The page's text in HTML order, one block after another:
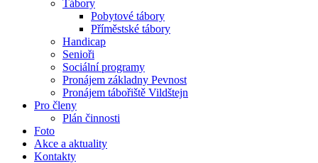
Tábory
Pobytové tábory
Příměstské tábory
Handicap
Senioři
Sociální programy
Pronájem základny Pevnost
Pronájem tábořiště Vildštejn
Pro členy
Plán činnosti
Foto
Akce a aktuality
Kontakty